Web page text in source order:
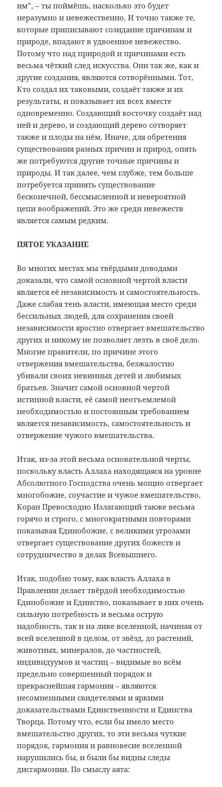
им”, – ты поймёшь, насколько это будет
неразумно и невежественно. И точно также те,
которые приписывают созидание причинам и
природе, впадают в удвоенное невежество.
Потому что над природой и причинами есть
весьма чёткий след искусства. Они так же, как и
другие создания, являются сотворёнными. Тот,
Кто создал их таковыми, создаёт также и их
результаты, и показывает их всех вместе
одновременно. Создающий косточку создаёт над
ней и дерево, и создающий дерево сотворяет
также и плоды на нём. Иначе, для обретения
существования разных причин и природ, опять
же потребуются другие точные причины и
природы. И так далее, чем глубже, тем больше
потребуется принять существование
бесконечной, бессмысленной и невероятной
цепи воображений. Это же среди невежеств
является самым редким.
ПЯТОЕ УКАЗАНИЕ
Во многих местах мы твёрдыми доводами
доказали, что самой основной чертой власти
является её независимость и самостоятельность.
Даже слабая тень власти, имеющая место среди
бессильных людей, для сохранения своей
независимости яростно отвергает вмешательство
других и никому не позволяет лезть в своё дело.
Многие правители, по причине этого
отвержения вмешательства, безжалостно
убивали своих невинных детей и любимых
братьев. Значит самой основной чертой
истинной власти, её самой неотъемлемой
необходимостью и постоянным требованием
является независимость, самостоятельность и
отвержение чужого вмешательства.
Итак, из-за этой весьма основательной черты,
поскольку власть Аллаха находящаяся на уровне
Абсолютного Господства очень мощно отвергает
многобожие, соучастие и чужое вмешательство,
Коран Превосходно Излагающий также весьма
горячо и строго, с многократными повторами
показывая Единобожие, с великими угрозами
отвергает существование других божеств и
сотрудничество в делах Всевышнего.
Итак, подобно тому, как власть Аллаха в
Правлении делает твёрдой необходимостью
Единобожие и Единство, показывает в них очень
сильную потребность и весьма острую
надобность, так и на лике вселенной, начиная от
всей вселенной в целом, от звёзд, до растений,
животных, минералов, до частностей,
индивидуумов и частиц – видимые во всём
предельно совершенный порядок и
прекраснейшая гармония – являются
несомненными свидетелями и яркими
доказательствами Единственности и Единства
Творца. Потому что, если бы имело место
вмешательство других, то эти весьма чуткие
порядок, гармония и равновесие вселенной
нарушились бы, и были бы видны следы
дисгармонии. По смыслу аята: